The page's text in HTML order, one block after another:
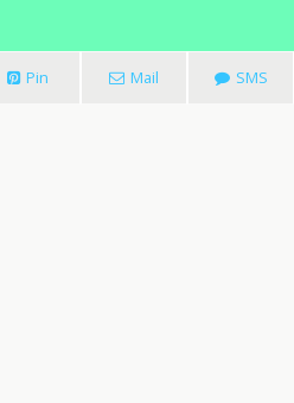
Pin Mail SMS